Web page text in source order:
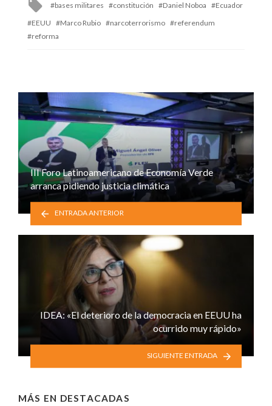
with
bases militares constitución Daniel Noboa
Ecuador
EEUU
Marco Rubio narcoterrorismo
referendum
reforma
III Foro Latinoamericano de Economía Verde
arranca pidiendo justicia climática
ENTRADA ANTERIOR
IDEA: «El deterioro de la democracia en EEUU ha
ocurrido muy rápido»
SIGUIENTE ENTRADA
MÁS EN DESTACADAS